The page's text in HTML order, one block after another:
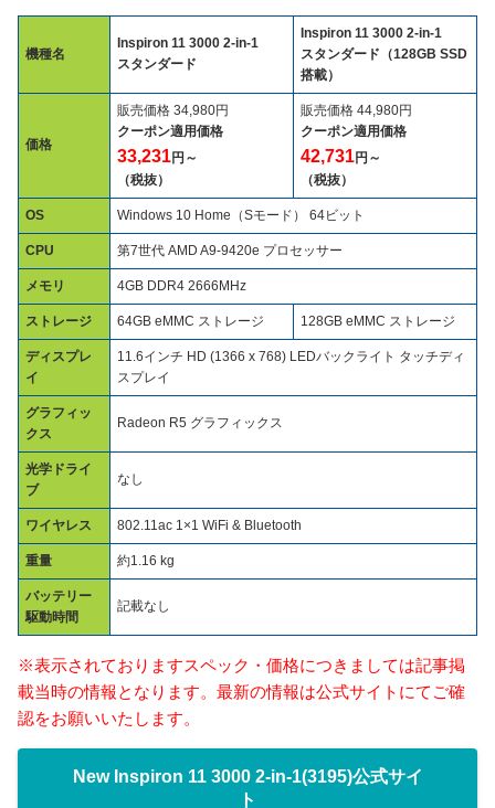
機種名
Inspiron 11 3000 2-in-1
スタンダード
Inspiron 11 3000 2-in-1
スタンダード（128GB SSD
搭載）
価格
販売価格 34,980円
クーポン適用価格
33,231円～
（税抜）
販売価格 44,980円
クーポン適用価格
42,731円～
（税抜）
OS Windows 10 Home（Sモード） 64ビット
CPU 第7世代 AMD A9-9420e プロセッサー
メモリ 4GB DDR4 2666MHz
ストレージ 64GB eMMC ストレージ 128GB eMMC ストレージ
ディスプレ
イ
11.6インチ HD (1366 x 768) LEDバックライト タッチディ
スプレイ
グラフィッ
クス
Radeon R5 グラフィックス
光学ドライ
ブ
なし
ワイヤレス 802.11ac 1×1 WiFi & Bluetooth
重量 約1.16 kg
バッテリー
駆動時間
記載なし
※表示されておりますスペック・価格につきましては記事掲
載当時の情報となります。最新の情報は公式サイトにてご確
認をお願いいたします。
New Inspiron 11 3000 2-in-1(3195)公式サイ
ト